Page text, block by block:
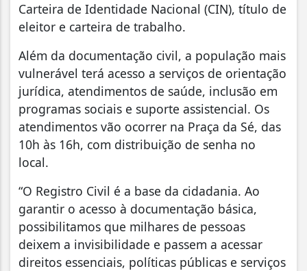
Carteira de Identidade Nacional (CIN), título de
eleitor e carteira de trabalho.
Além da documentação civil, a população mais
vulnerável terá acesso a serviços de orientação
jurídica, atendimentos de saúde, inclusão em
programas sociais e suporte assistencial. Os
atendimentos vão ocorrer na Praça da Sé, das
10h às 16h, com distribuição de senha no
local.
“O Registro Civil é a base da cidadania. Ao
garantir o acesso à documentação básica,
possibilitamos que milhares de pessoas
deixem a invisibilidade e passem a acessar
direitos essenciais, políticas públicas e serviços